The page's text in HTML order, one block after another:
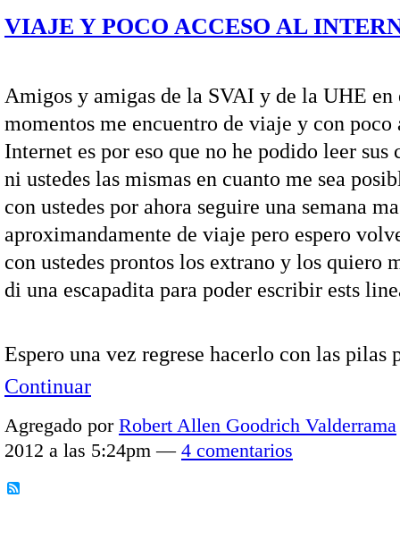
VIAJE Y POCO ACCESO AL
Amigos y amigas de la SVAI y de la UHE en
momentos me encuentro de viaje y con poco
Internet es por eso que no he podido leer sus
ni ustedes las mismas en cuanto me sea
con ustedes por ahora seguire una semana
aproximandamente de viaje pero espero
con ustedes prontos los extrano y los quiero
di una escapadita para poder escribir ests
Espero una vez regrese hacerlo con las pilas
Continuar
Agregado por Robert Allen Goodrich Valderrama
2012 a las 5:24pm — 4 comentarios